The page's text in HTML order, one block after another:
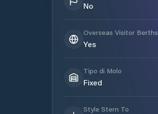
No
Overseas Visitor Berths
Yes
Tipo di Molo
Fixed
Style Stern To